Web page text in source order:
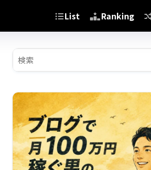
List Ranking